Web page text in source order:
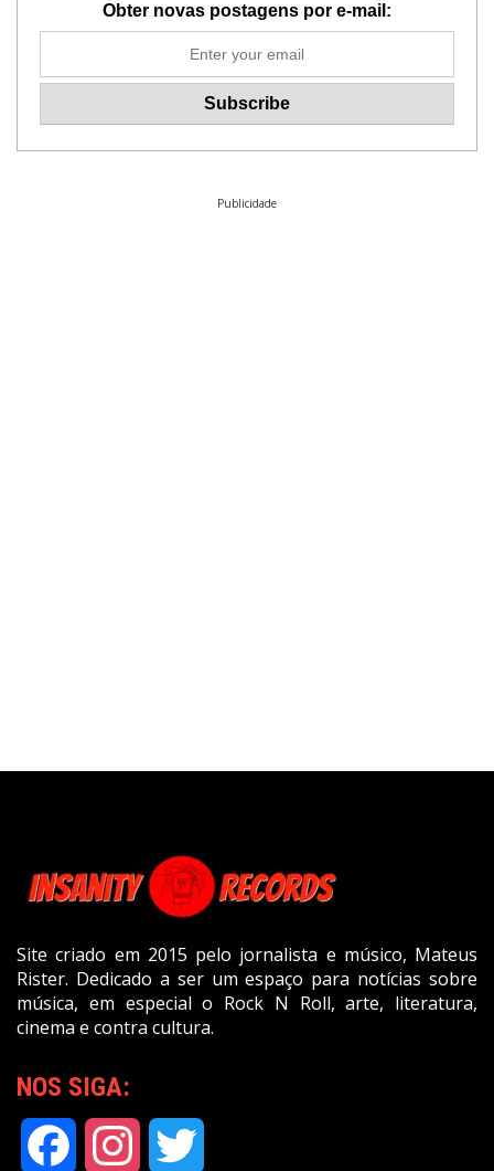
Obter novas postagens por e-mail:
Publicidade
Site criado em 2015 pelo jornalista e músico, Mateus
Rister. Dedicado a ser um espaço para notícias sobre
música, em especial o Rock N Roll, arte, literatura,
cinema e contra cultura.
NOS SIGA:
Facebook Instagram